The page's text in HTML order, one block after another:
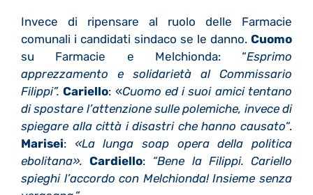
Invece di ripensare al ruolo delle Farmacie
comunali i candidati sindaco se le danno. Cuomo
su Farmacie e Melchionda: “Esprimo
apprezzamento e solidarietà al Commissario
Filippi”. Cariello: «Cuomo ed i suoi amici tentano
di spostare l’attenzione sulle polemiche, invece di
spiegare alla città i disastri che hanno causato“.
Marisei: «La lunga soap opera della politica
ebolitana».Cardiello: “Bene la Filippi. Cariello
spieghi l’accordo con Melchionda! Insieme senza